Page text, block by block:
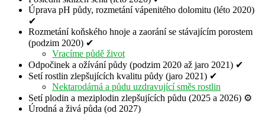
Úprava pH půdy, rozmetání vápenitého dolomitu (léto 2020)
✔
Rozmetání koňského hnoje a zaorání se stávajícím porostem
(podzim 2020) ✔
Vracíme půdě život
Odpočinek a ožívání půdy (podzim 2020 až jaro 2021) ✔
Setí rostlin zlepšujících kvalitu půdy (jaro 2021) ✔
Nektarodárná a půdu uzdravující směs rostlin
Setí plodin a meziplodin zlepšujících půdu (2025 a 2026) ⚙
Úrodná a živá půda (od 2027)